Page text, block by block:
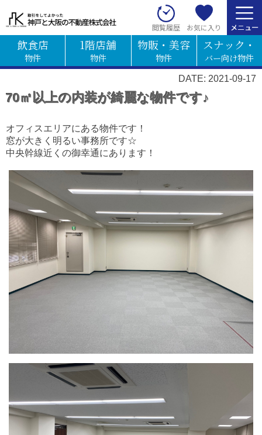
閲覧履歴 お気に入り
飲食店
物件
1階店舗
物件
物販・美容
物件
スナック・
バー向け物件
DATE: 2021-09-17
70㎡以上の内装が綺麗な物件です♪
オフィスエリアにある物件です！
窓が大きく明るい事務所です☆
中央幹線近くの御幸通にあります！